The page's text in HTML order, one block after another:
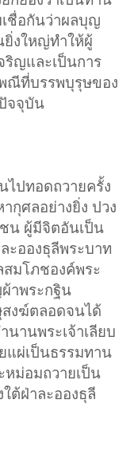
ชื่อกันว่าผลบุญ
งใหญ่ทำให้ผู้
ริญและเป็นการ
พณีที่บรรพบุรุษของ
จจุบัน​
ไปทอดถวายครั้ง
กุศลอย่างยิ่ง ปวง
น ผู้มีจิตอันเป็น
ะอองธุลีพระบาท
มโภชองค์พระ
าพระกฐิน
งฆ์ตลอดจนได้
านพระเจ้าเลียบ
แผ่เป็นธรรมทาน
หม่อมถวายเป็น
ต้ฝ่าละอองธุลี